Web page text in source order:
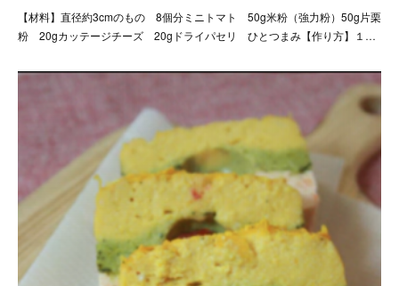
【材料】直径約3cmのもの 8個分ミニトマト 50g米粉（強力粉）50g片栗
粉 20gカッテージチーズ 20gドライパセリ ひとつまみ【作り方】１…